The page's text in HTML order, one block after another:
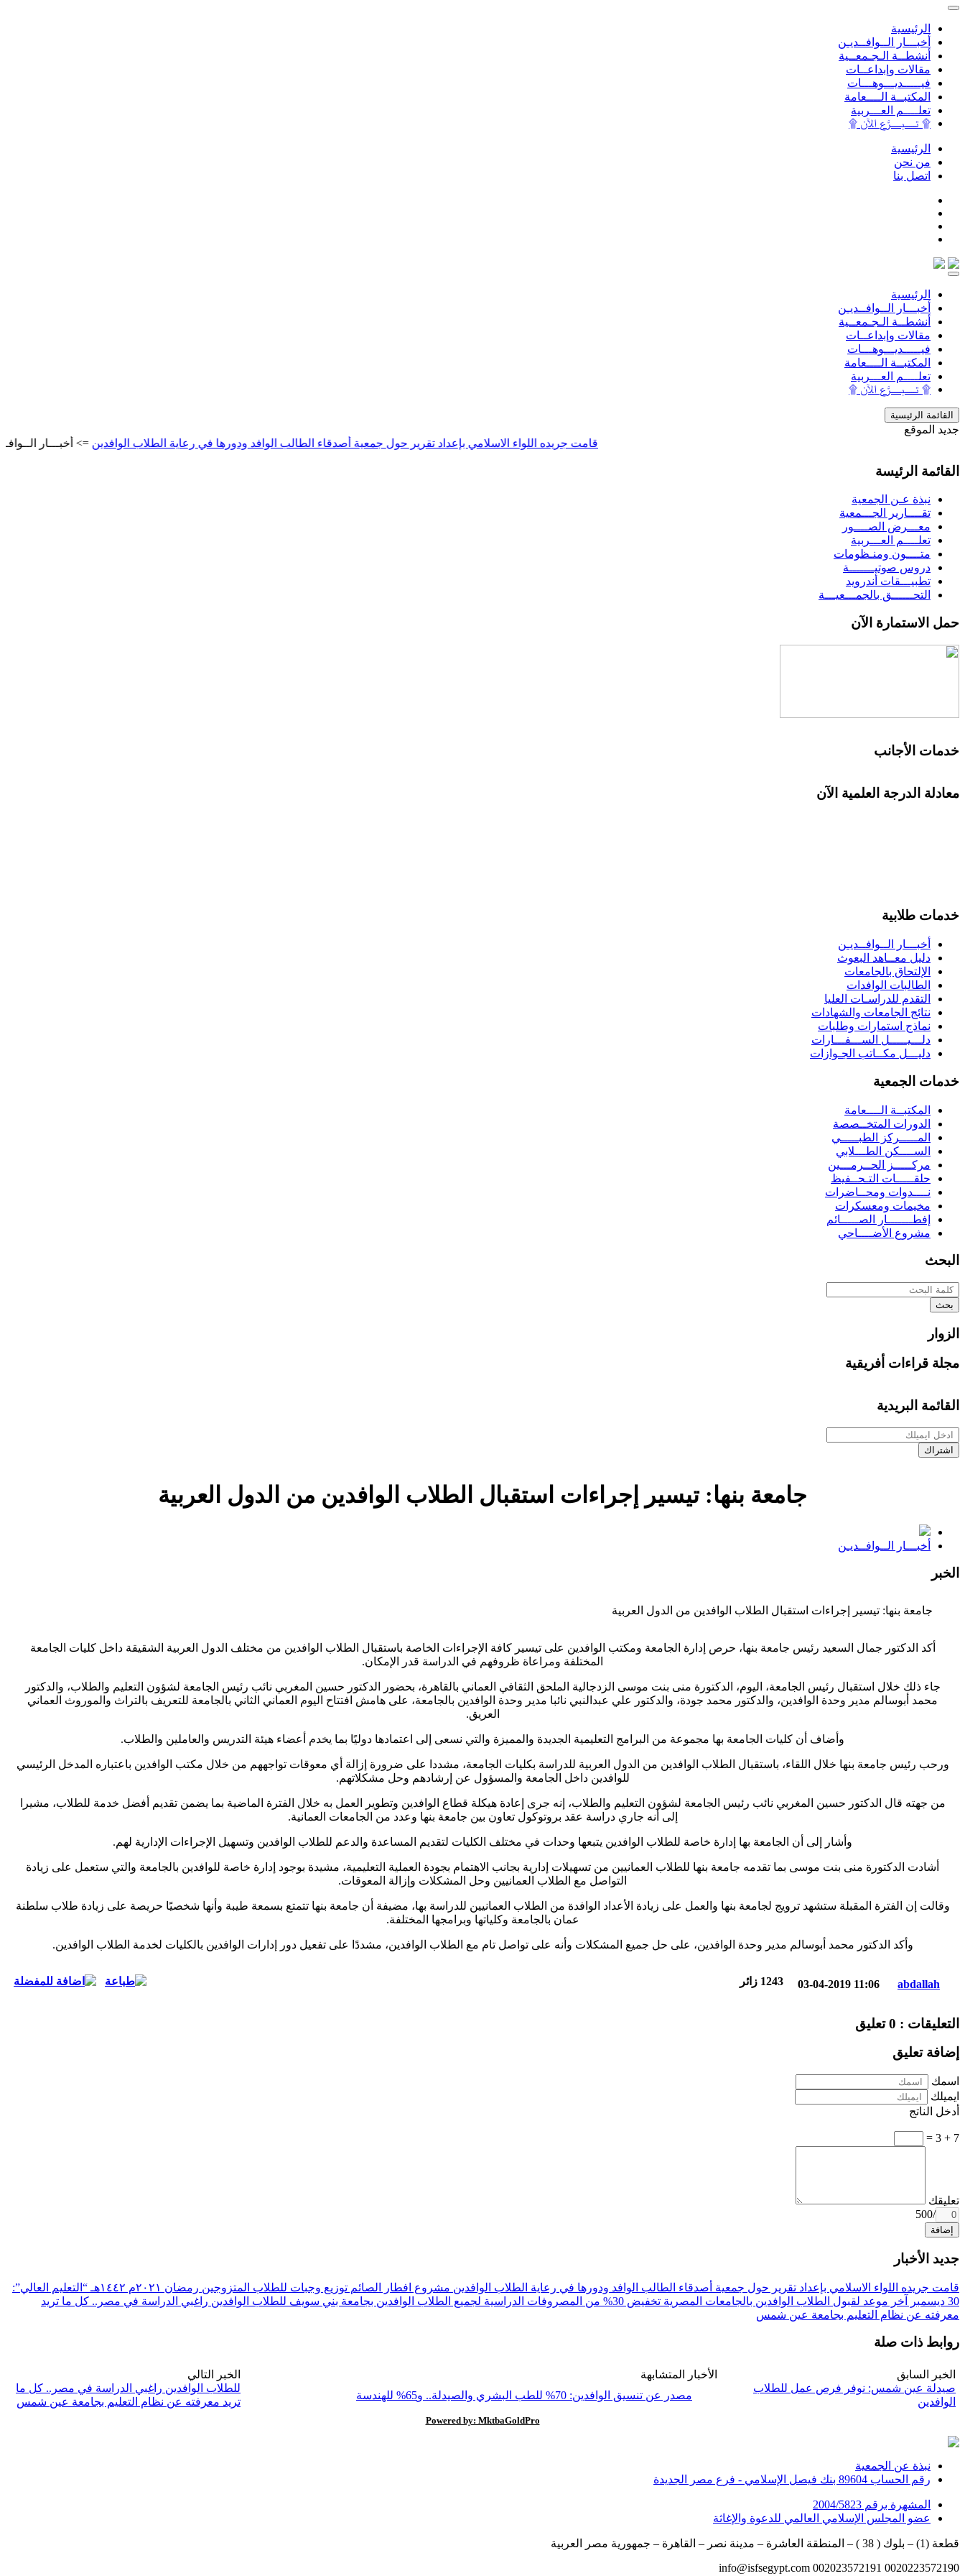
الرئيسية
أخبـــار الــوافــديـن
أنشطــة الـجـمعــية
مقالات وإبداعــات
فيـــــديـــوهـــات
المكتبــة الــــعامة
تعلــــم العـــربية
۩ تـــــبـــــرَّع الآن ۩
الرئيسية
من نحن
اتصل بنا
الرئيسية
أخبـــار الــوافــديـن
أنشطــة الـجـمعــية
مقالات وإبداعــات
فيـــــديـــوهـــات
المكتبــة الــــعامة
تعلــــم العـــربية
۩ تـــــبـــــرَّع الآن ۩
القائمة الرئيسية
جديد الموقع
قامت جريده اللواء الاسلامي بإعداد تقرير حول جمعية أصدقاء الطالب الوافد ودورها في رعاية الطلاب الوافدين=> أخبـــار الــوافــديـن
القائمة الرئيسة
نبذة عـن الجمعية
تقــــارير الجـــمعية
معـــرض الصــــور
تعلــــم العـــربية
متــــون ومنـظومات
دروس صوتيـــــــة
تطبيـــقات أندرويد
التحــــــق بالجمـــعيـــة
حمل الاستمارة الآن
خدمات الأجانب
معادلة الدرجة العلمية الآن
خدمات طلابية
أخبـــار الــوافــديـن
دليل معــاهد البعوث
الإلتحاق بالجامعات
الطالبات الوافدات
التقدم للدراسـات العليا
نتائج الجامعات والشهادات
نماذج استمارات وطلبات
دلـــيـــــل الســـفـــارات
دليـــل مكــاتب الجـوازات
خدمات الجمعية
المكتبــة الــــعامة
الدورات المتخــصصة
المـــــركز الطبـــــي
الســــكن الطـــلابي
مركـــــز الحــرمـــين
حلقـــــات التـحــفيظ
نــــدوات ومحــاضرات
مخيمات ومعسكرات
إفطـــــــار الصـــــائم
مشروع الأضــــاحي
البحث
بحث
الزوار
مجلة قراءات أفريقية
القائمة البريدية
اشتراك
جامعة بنها: تيسير إجراءات استقبال الطلاب الوافدين من الدول العربية
أخبـــار الــوافــديـن
الخبر
جامعة بنها: تيسير إجراءات استقبال الطلاب الوافدين من الدول العربية
أكد الدكتور جمال السعيد رئيس جامعة بنها، حرص إدارة الجامعة ومكتب الوافدين على تيسير كافة الإجراءات الخاصة باستقبال الطلاب الوافدين من مختلف الدول العربية الشقيقة داخل كليات الجامعة
المختلفة ومراعاة ظروفهم في الدراسة قدر الإمكان.
جاء ذلك خلال استقبال رئيس الجامعة، اليوم، الدكتورة منى بنت موسى الزدجالية الملحق الثقافي العماني بالقاهرة، بحضور الدكتور حسين المغربي نائب رئيس الجامعة لشؤون التعليم والطلاب، والدكتور
محمد أبوسالم مدير وحدة الوافدين، والدكتور محمد جودة، والدكتور علي عبدالنبي نائبا مدير وحدة الوافدين بالجامعة، على هامش افتتاح اليوم العماني الثاني بالجامعة للتعريف بالتراث والموروث العماني
العريق.
وأضاف أن كليات الجامعة بها مجموعة من البرامج التعليمية الجديدة والمميزة والتي نسعى إلى اعتمادها دوليًا بما يخدم أعضاء هيئة التدريس والعاملين والطلاب.
ورحب رئيس جامعة بنها خلال اللقاء، باستقبال الطلاب الوافدين من الدول العربية للدراسة بكليات الجامعة، مشددا على ضرورة إزالة أي معوقات تواجههم من خلال مكتب الوافدين باعتباره المدخل الرئيسي
للوافدين داخل الجامعة والمسؤول عن إرشادهم وحل مشكلاتهم.
من جهته قال الدكتور حسين المغربي نائب رئيس الجامعة لشؤون التعليم والطلاب، إنه جرى إعادة هيكلة قطاع الوافدين وتطوير العمل به خلال الفترة الماضية بما يضمن تقديم أفضل خدمة للطلاب، مشيرا
إلى أنه جاري دراسة عقد بروتوكول تعاون بين جامعة بنها وعدد من الجامعات العمانية.
وأشار إلى أن الجامعة بها إدارة خاصة للطلاب الوافدين يتبعها وحدات في مختلف الكليات لتقديم المساعدة والدعم للطلاب الوافدين وتسهيل الإجراءات الإدارية لهم.
أشادت الدكتورة منى بنت موسى بما تقدمه جامعة بنها للطلاب العمانيين من تسهيلات إدارية بجانب الاهتمام بجودة العملية التعليمية، مشيدة بوجود إدارة خاصة للوافدين بالجامعة والتي ستعمل على زيادة
التواصل مع الطلاب العمانيين وحل المشكلات وإزالة المعوقات.
وقالت إن الفترة المقبلة ستشهد ترويج لجامعة بنها والعمل على زيادة الأعداد الوافدة من الطلاب العمانيين للدراسة بها، مضيفة أن جامعة بنها تتمتع بسمعة طيبة وأنها شخصيًا حريصة على زيادة طلاب سلطنة
عمان بالجامعة وكلياتها وبرامجها المختلفة.
وأكد الدكتور محمد أبوسالم مدير وحدة الوافدين، على حل جميع المشكلات وأنه على تواصل تام مع الطلاب الوافدين، مشددًا على تفعيل دور إدارات الوافدين بالكليات لخدمة الطلاب الوافدين.
1243 زائر 03-04-2019 11:06 abdallah
التعليقات : 0 تعليق
إضافة تعليق
اسمك
ايميلك
أدخل الناتج
7 + 3 =
تعليقك
/500
إضافة
جديد الأخبار
قامت جريده اللواء الاسلامي بإعداد تقرير حول جمعية أصدقاء الطالب الوافد ودورها في رعاية الطلاب الوافدين مشروع افطار الصائم توزيع وجبات للطلاب المتزوجين رمضان ٢٠٢١م ١٤٤٢هـ
“التعليم العالي”:
30 ديسمبر آخر موعد لقبول الطلاب الوافدين بالجامعات المصرية
تخفيض 30% من المصروفات الدراسية لجميع الطلاب الوافدين بجامعة بني سويف
للطلاب الوافدين راغبي الدراسة في مصر.. كل ما تريد
معرفته عن نظام التعليم بجامعة عين شمس
روابط ذات صلة
الخبر السابق
صيدلة عين شمس: نوفر فرص عمل للطلاب
الوافدين
الأخبار المتشابهة
مصدر عن تنسيق الوافدين: 70% للطب البشري والصيدلة.. و65% للهندسة
الخبر التالي
للطلاب الوافدين راغبي الدراسة في مصر.. كل ما
تريد معرفته عن نظام التعليم بجامعة عين شمس
Powered by: MktbaGoldPro
نبذة عن الجمعية
رقم الحساب 89604 بنك فيصل الإسلامي - فرع مصر الجديدة
المشهرة برقم 2004/5823
عضو المجلس الإسلامي العالمي للدعوة والإغاثة
قطعة (1) – بلوك ( 38 ) – المنطقة العاشرة – مدينة نصر – القاهرة – جمهورية مصر العربية
0020223572190
002023572191
info@isfsegypt.com